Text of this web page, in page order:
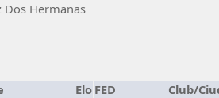
Dos Hermanas
Elo FED Club/